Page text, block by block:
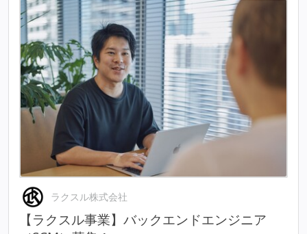
ラクスル株式会社
【ラクスル事業】バックエンドエンジニア